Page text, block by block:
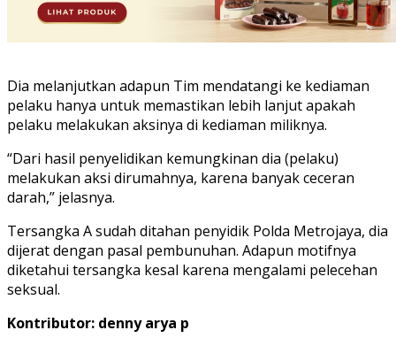
Dia melanjutkan adapun Tim mendatangi ke kediaman
pelaku hanya untuk memastikan lebih lanjut apakah
pelaku melakukan aksinya di kediaman miliknya.
“Dari hasil penyelidikan kemungkinan dia (pelaku)
melakukan aksi dirumahnya, karena banyak ceceran
darah,” jelasnya.
Tersangka A sudah ditahan penyidik Polda Metrojaya, dia
dijerat dengan pasal pembunuhan. Adapun motifnya
diketahui tersangka kesal karena mengalami pelecehan
seksual.
Kontributor: denny arya p